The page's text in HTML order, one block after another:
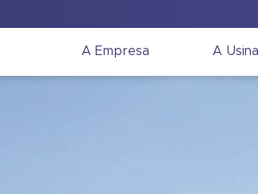
A Empresa A Usina